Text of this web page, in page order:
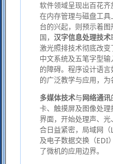
软件领域呈现出百花齐
在内存管理与磁盘工
台的兴起，则预示着
国， 汉字信息处理技术
激光照排技术彻底改变
中文系统及五笔字型
的障碍。程序设计语言
的广泛教学与应用，为
多媒体技术与网络通讯
卡、触摸屏及图像处
界面，开始处理声、
合日益紧密，局域网
及电子数据交换（EDI
了微机的应用边界。